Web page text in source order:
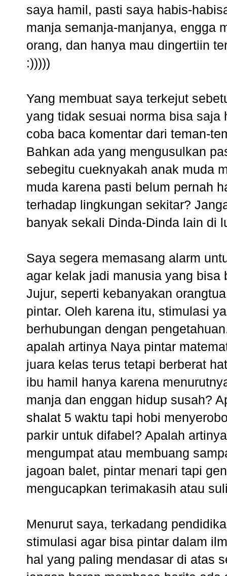
saya hamil, pasti saya habis-
manja semanja-manjanya, engga
orang, dan hanya mau dingertiin
:)))))
Yang membuat saya terkejut
yang tidak sesuai norma bisa saja
coba baca komentar dari teman-
Bahkan ada yang mengusulkan
sebegitu cueknyakah anak muda
muda karena pasti belum pernah
terhadap lingkungan sekitar?
banyak sekali Dinda-Dinda lain di
Saya segera memasang alarm
agar kelak jadi manusia yang bisa
Jujur, seperti kebanyakan
pintar. Oleh karena itu, stimulasi
berhubungan dengan
apalah artinya Naya pintar
juara kelas terus tetapi berberat
ibu hamil hanya karena
manja dan enggan hidup susah?
shalat 5 waktu tapi hobi
parkir untuk difabel? Apalah
mengumpat atau membuang
jagoan balet, pintar menari tapi
mengucapkan terimakasih atau
Menurut saya, terkadang
stimulasi agar bisa pintar dalam
hal yang paling mendasar di atas